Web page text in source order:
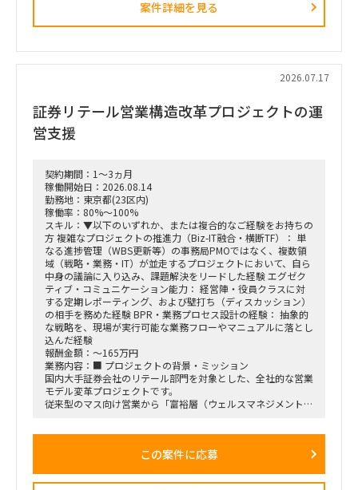
・設計部門のオフィス内における行動観察、エスノグラフィ調
・現場担当者へのヒアリングおよび顕在・潜在課題の整理
・課題の分析、構造化およびボトルネックの特定
・幹部層への中間報告、最終報告資料の作成およびプレゼンテ
ーション
・調査・分析結果の構造化および資料化
・費用対効果の試算、ロードマップ策定
・下位メンバーのリードおよびタスク管理
・幹部層向け報告資料の作成、プレゼンテーション支援
■契約条件
・参画期間：2026年10月1日～2026年12月28日
または2027年1月31日まで
・稼働率：100％想定
■勤務地・働き方
・出張先：茨城県ひたちなか市・勝田駅周辺
・勝田への訪問頻度は週によって変動
・訪問が発生しない週もある一方、プロジェクト中盤は週3～
4日程度の出張が発生する可能性あり
・プロジェクト開始直後および終了前は、出張頻度が比較的少
なくなる想定
・勝田出張以外の日はリモートワーク
・必要に応じて元請会社の麹町出社
案件詳細を見る
2026.07.17
証券リテール営業構造改革プロジェクトの運
営支援
契約期間：1～3ヵ月
稼働開始日：2026.08.14
勤務地：東京都(23区内)
稼働率：80%～100%
スキル：▼以下のいずれか、または複合的なご経験をお持ちの
方 複雑なプロジェクトの推進力（Biz-IT融合・横断TF）： 単
なる進捗管理（WBS更新等）の事務局PMOではなく、複数領
域（戦略・業務・IT）が並走するプロジェクトにおいて、自ら
中身の議論に入り込み、課題解決をリードした経験 エグゼク
ティブ・コミュニケーション能力： 経営陣・役員クラスに対
する定期レポーティング、および壁打ち（ディスカッション）
の相手を務めた経験 BPR・業務プロセス設計の経験： 抽象的
な戦略を、現場が実行可能な業務フローやマニュアルに落とし
込んだ経験
報酬金額：～165万円
業務内容：■ プロジェクトの背景・ミッション
国内大手証券会社のリテール部門を対象とした、全社的な営業
モデル変革プロジェクトです。
従来型のマス向け営業から「富裕層（ウェルスマネジメント）
戦略ファームが描いた絵に留まらず、組織再編、営業プロセス
動変容までを一気通貫で実現することが本プロジェクトの最大
この案件に応募